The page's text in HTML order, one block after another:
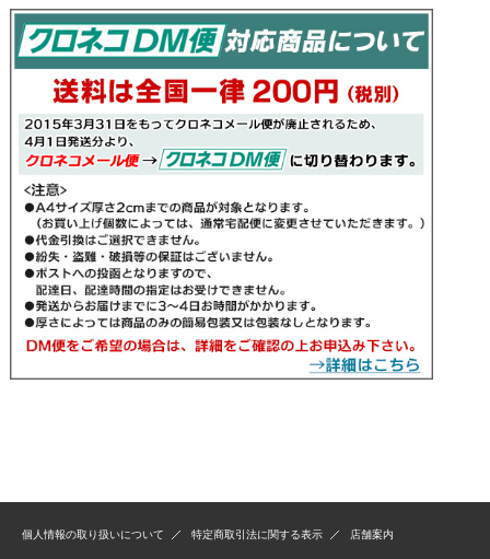
個人情報の取り扱いについて 特定商取引法に関する表示 店舗案内